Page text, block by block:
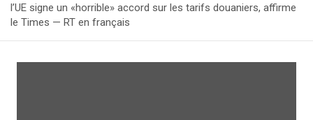
n
l’UE signe un «horrible» accord sur les tarifs douaniers, affirme
le Times — RT en français